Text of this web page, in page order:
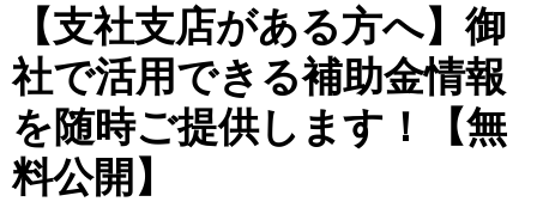
【支社支店がある方へ】御
社で活用できる補助金情報
を随時ご提供します！【無
料公開】